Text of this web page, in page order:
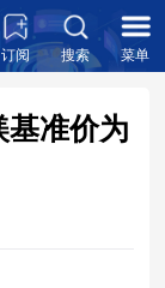
订阅 搜索 菜单
准价为